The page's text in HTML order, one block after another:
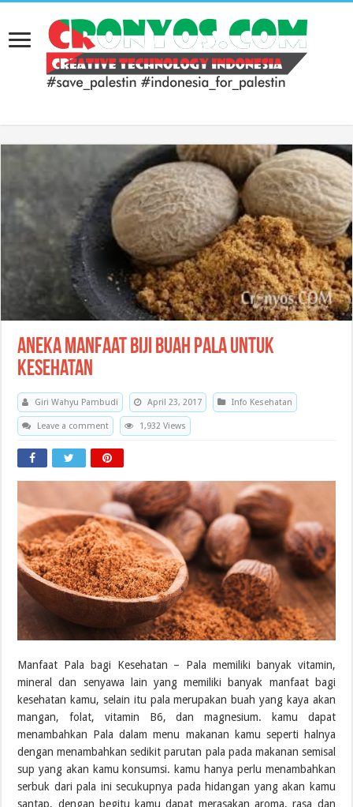
Aneka Manfaat Biji Buah Pala untuk
Kesehatan
Giri Wahyu Pambudi April 23, 2017 Info Kesehatan
Leave a comment 1,932 Views
Manfaat Pala bagi Kesehatan – Pala memiliki banyak vitamin,
mineral dan senyawa lain yang memiliki banyak manfaat bagi
kesehatan kamu, selain itu pala merupakan buah yang kaya akan
mangan, folat, vitamin B6, dan magnesium. kamu dapat
menambahkan Pala dalam menu makanan kamu seperti halnya
dengan menambahkan sedikit parutan pala pada makanan semisal
sup yang akan kamu konsumsi. kamu hanya perlu menambahkan
serbuk dari pala ini secukupnya pada hidangan yang akan kamu
santap, dengan begitu kamu dapat merasakan aroma, rasa dan